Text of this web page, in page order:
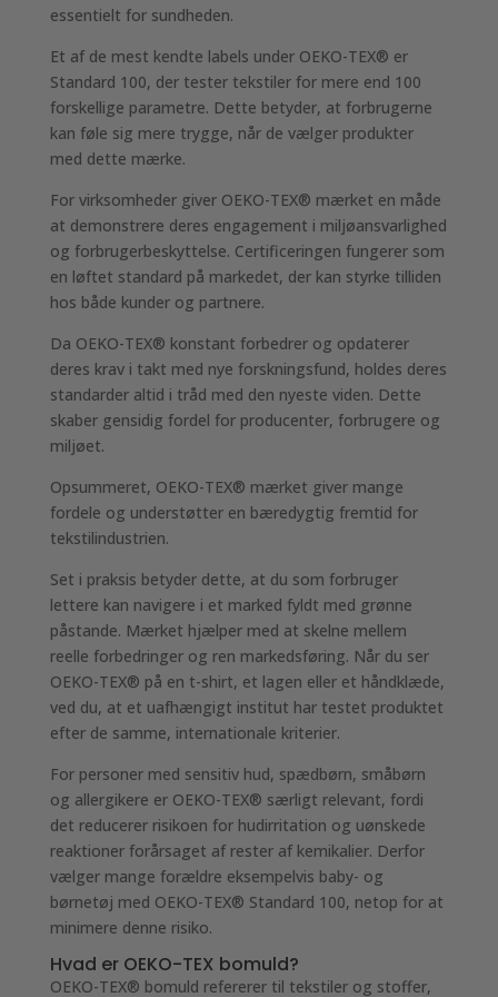
essentielt for sundheden.
Et af de mest kendte labels under OEKO-TEX® er
Standard 100, der tester tekstiler for mere end 100
forskellige parametre. Dette betyder, at forbrugerne
kan føle sig mere trygge, når de vælger produkter
med dette mærke.
For virksomheder giver OEKO-TEX® mærket en måde
at demonstrere deres engagement i miljøansvarlighed
og forbrugerbeskyttelse. Certificeringen fungerer som
en løftet standard på markedet, der kan styrke tilliden
hos både kunder og partnere.
Da OEKO-TEX® konstant forbedrer og opdaterer
deres krav i takt med nye forskningsfund, holdes deres
standarder altid i tråd med den nyeste viden. Dette
skaber gensidig fordel for producenter, forbrugere og
miljøet.
Opsummeret, OEKO-TEX® mærket giver mange
fordele og understøtter en bæredygtig fremtid for
tekstilindustrien.
Set i praksis betyder dette, at du som forbruger
lettere kan navigere i et marked fyldt med grønne
påstande. Mærket hjælper med at skelne mellem
reelle forbedringer og ren markedsføring. Når du ser
OEKO-TEX® på en t-shirt, et lagen eller et håndklæde,
ved du, at et uafhængigt institut har testet produktet
efter de samme, internationale kriterier.
For personer med sensitiv hud, spædbørn, småbørn
og allergikere er OEKO-TEX® særligt relevant, fordi
det reducerer risikoen for hudirritation og uønskede
reaktioner forårsaget af rester af kemikalier. Derfor
vælger mange forældre eksempelvis baby- og
børnetøj med OEKO-TEX® Standard 100, netop for at
minimere denne risiko.
Hvad er OEKO-TEX bomuld?
OEKO-TEX® bomuld refererer til tekstiler og stoffer,